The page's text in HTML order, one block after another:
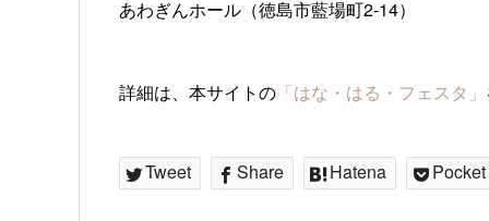
あわぎんホール（徳島市藍場町2-14）
詳細は、本サイトの 「はな・はる・フェスタ」
Tweet Share Hatena Pocket